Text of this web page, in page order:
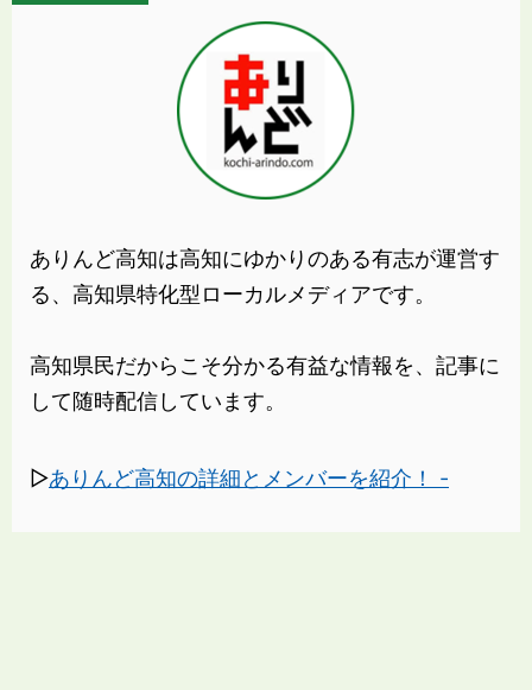
ありんど高知は高知にゆかりのある有志が運営す
る、高知県特化型ローカルメディアです。
高知県民だからこそ分かる有益な情報を、記事に
して随時配信しています。
▷ありんど高知の詳細とメンバーを紹介！ -